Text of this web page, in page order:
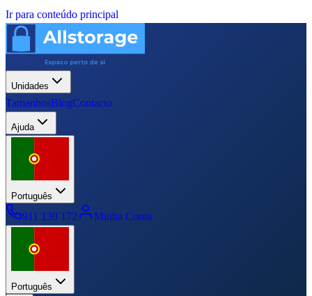
Ir para conteúdo principal
Unidades
TamanhosBlogContacto
Ajuda
Português
911 130 172 Minha Conta
Português